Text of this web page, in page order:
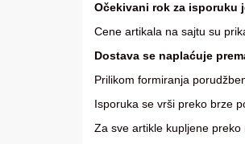
Očekivani rok za isporuku
Cene artikala na sajtu su
Dostava se naplaćuje
Prilikom formiranja
Isporuka se vrši preko brze
Za sve artikle kupljene